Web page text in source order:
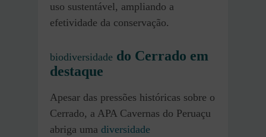
uso sustentável, ampliando a
efetividade da conservação.
biodiversidade do Cerrado em
destaque
Apesar das pressões históricas sobre o
Cerrado, a APA Cavernas do Peruaçu
abriga uma diversidade